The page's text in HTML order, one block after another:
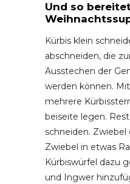
Und so
Kürbis klein
abschneiden, die
Ausstechen der
werden können.
mehrere
beiseite legen.
schneiden. Zwiebel
Zwiebel in etwas
Kürbiswürfel dazu
und Ingwer